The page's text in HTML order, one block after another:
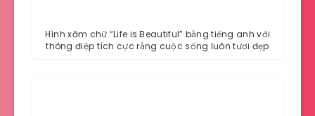
Hình xăm chữ “Life is Beautiful” bằng tiếng anh với
thông điệp tích cực rằng cuộc sống luôn tươi đẹp